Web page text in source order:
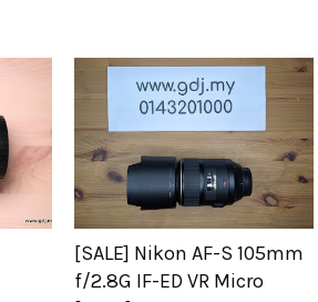
[SALE] Nikon AF-S 105mm
f/2.8G IF-ED VR Micro